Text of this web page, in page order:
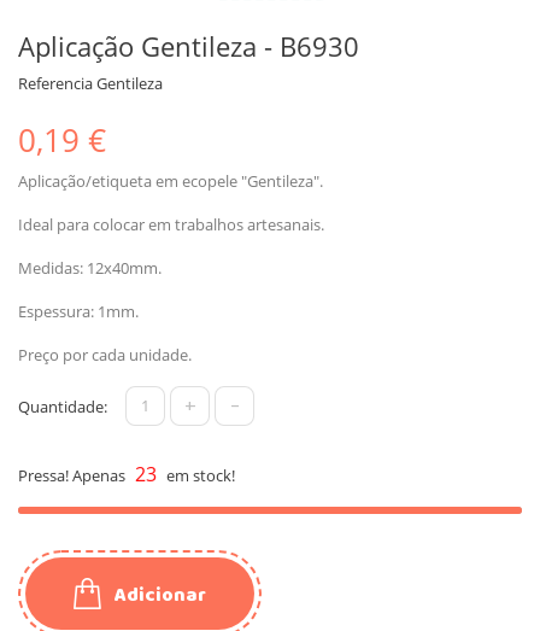
Aplicação Gentileza - B6930
ReferenciaGentileza
0,19 €
Aplicação/etiqueta em ecopele "Gentileza".
Ideal para colocar em trabalhos artesanais.
Medidas: 12x40mm.
Espessura: 1mm.
Preço por cada unidade.
Quantidade: + -
Pressa! Apenas 23 em stock!
Adicionar